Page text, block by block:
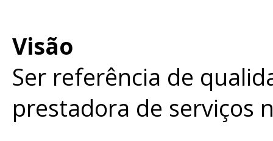
Visão
Ser referência de
prestadora de serviços